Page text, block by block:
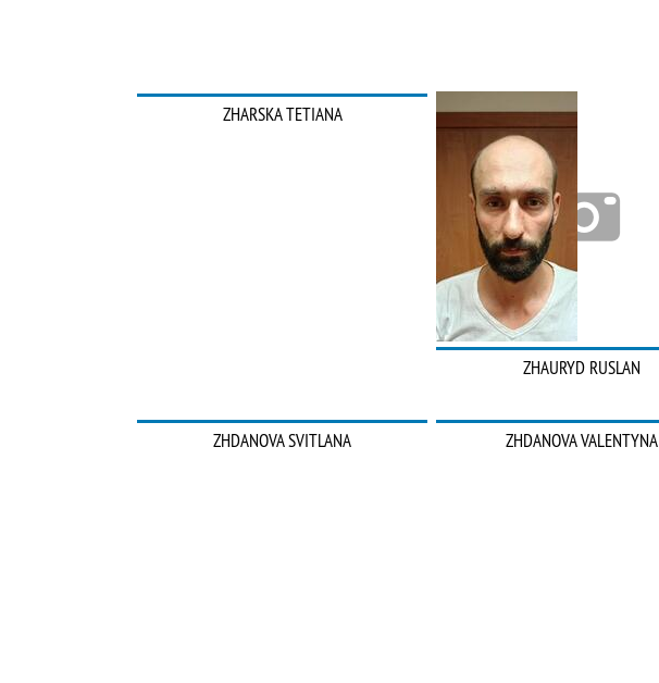
ZHARSKA TETIANA
ZHAURYD RUSLAN
ZHDANOVA SVITLANA ZHDANOVA VALENTYNA